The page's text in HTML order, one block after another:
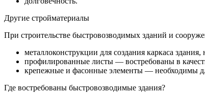
Другие стройматериалы
При строительстве быстровозводимых зданий и
металлоконструкции для создания каркаса
профилированные листы — востребованы в
крепежные и фасонные элементы — необходимы
Где востребованы быстровозводимые здания?